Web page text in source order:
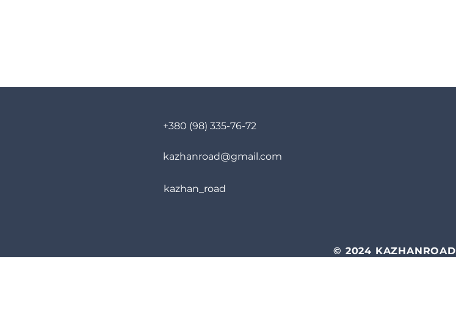
+380 (98) 335-76-72
kazhanroad@gmail.com
kazhan_road
© 2024 KAZHANROAD